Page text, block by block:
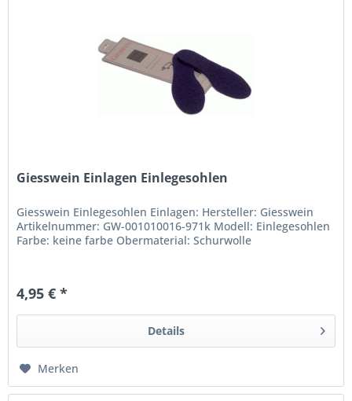
Giesswein Einlagen Einlegesohlen
Giesswein Einlegesohlen Einlagen: Hersteller: Giesswein
Artikelnummer: GW-001010016-971k Modell: Einlegesohlen
Farbe: keine farbe Obermaterial: Schurwolle
4,95 € *
Details
Merken